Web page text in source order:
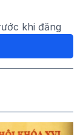
khi đăng